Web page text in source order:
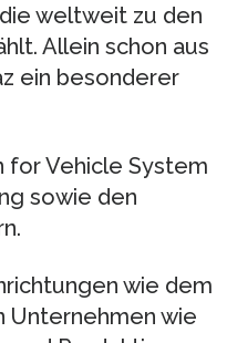
weltweit zu den
Allein schon aus
ein besonderer
for Vehicle System
sowie den
wie dem
Unternehmen wie